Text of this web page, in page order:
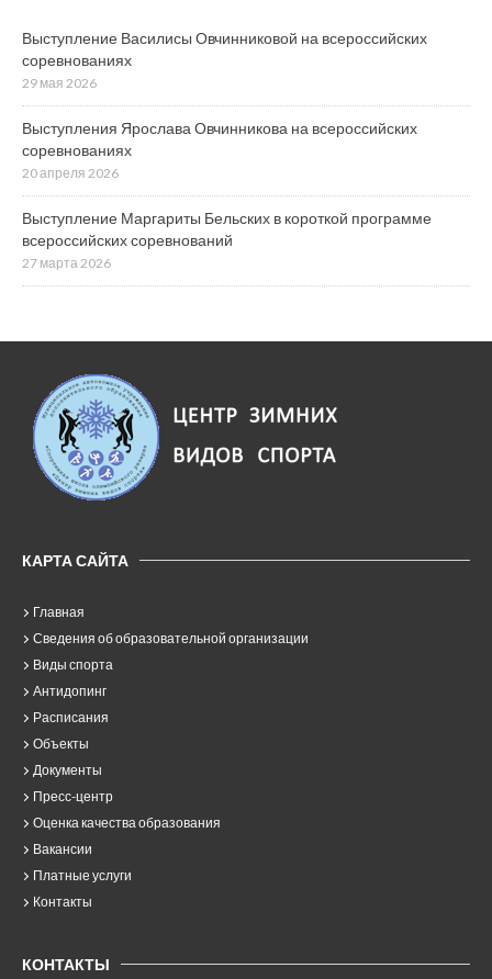
Выступление Василисы Овчинниковой на всероссийских
соревнованиях
29 мая 2026
Выступления Ярослава Овчинникова на всероссийских
соревнованиях
20 апреля 2026
Выступление Маргариты Бельских в короткой программе
всероссийских соревнований
27 марта 2026
КАРТА САЙТА
Главная
Сведения об образовательной организации
Виды спорта
Антидопинг
Расписания
Объекты
Документы
Пресс-центр
Оценка качества образования
Вакансии
Платные услуги
Контакты
КОНТАКТЫ